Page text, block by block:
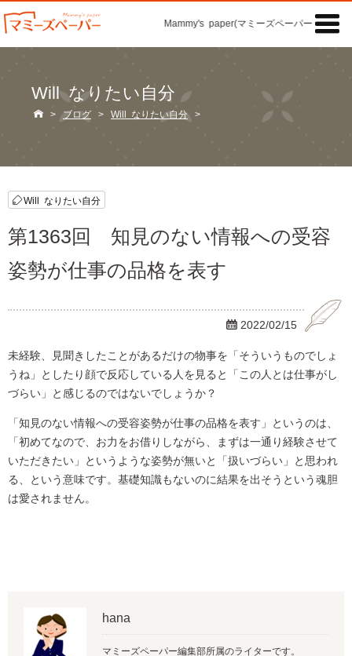
Mammy's paper(マミーズペーパー)の「記事

Will なりたい自分
 > ブログ > Will なりたい自分 >
Will なりたい自分
第1363回 知見のない情報への受容
姿勢が仕事の品格を表す
 2022/02/15
未経験、見聞きしたことがあるだけの物事を「そういうものでしょ
うね」としたり顔で反応している人を見ると「この人とは仕事がし
づらい」と感じるのではないでしょうか？
「知見のない情報への受容姿勢が仕事の品格を表す」というのは、
「初めてなので、お力をお借りしながら、まずは一通り経験させて
いただきたい」というような姿勢が無いと「扱いづらい」と思われ
る、という意味です。基礎知識もないのに結果を出そうという魂胆
は愛されません。
hana
マミーズペーパー編集部所属のライターです。